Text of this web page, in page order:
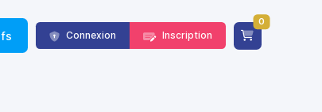
Connexion Inscription
0